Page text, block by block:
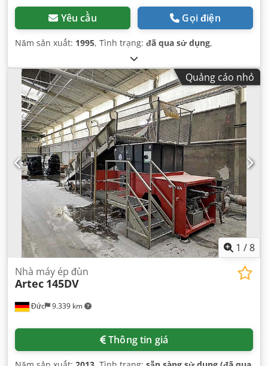
Yêu cầu Gọi điện
Năm sản xuất: 1995, Tình trạng: đã qua sử dụng,
Quảng cáo nhỏ
1 /8
Đức 9.339 km
Nhà máy ép đùn
Artec 145DV
Thông tin giá